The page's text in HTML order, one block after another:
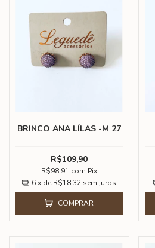
BRINCO ANA LÍLAS -M 27
R$109,90
R$98,91 com Pix
6 x de R$18,32 sem juros
COMPRAR